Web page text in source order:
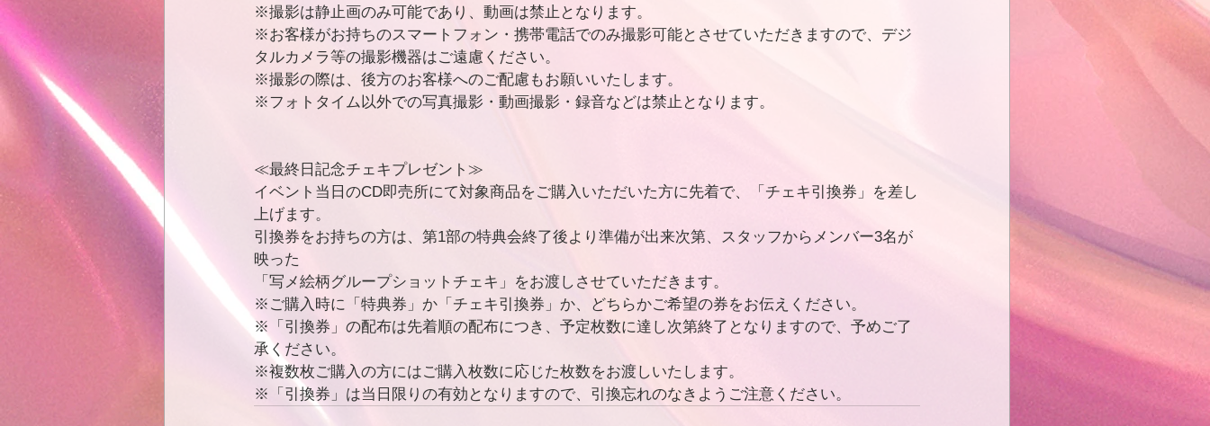
※撮影は静止画のみ可能であり、動画は禁止となります。
※お客様がお持ちのスマートフォン・携帯電話でのみ撮影可能とさせていただきますので、デジ
タルカメラ等の撮影機器はご遠慮ください。
※撮影の際は、後方のお客様へのご配慮もお願いいたします。
※フォトタイム以外での写真撮影・動画撮影・録音などは禁止となります。
≪最終日記念チェキプレゼント≫
イベント当日のCD即売所にて対象商品をご購入いただいた方に先着で、「チェキ引換券」を差し
上げます。
引換券をお持ちの方は、第1部の特典会終了後より準備が出来次第、スタッフからメンバー3名が
映った
「写メ絵柄グループショットチェキ」をお渡しさせていただきます。
※ご購入時に「特典券」か「チェキ引換券」か、どちらかご希望の券をお伝えください。
※「引換券」の配布は先着順の配布につき、予定枚数に達し次第終了となりますので、予めご了
承ください。
※複数枚ご購入の方にはご購入枚数に応じた枚数をお渡しいたします。
※「引換券」は当日限りの有効となりますので、引換忘れのなきようご注意ください。